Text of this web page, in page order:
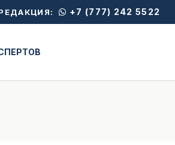
+7 (777) 242 5522